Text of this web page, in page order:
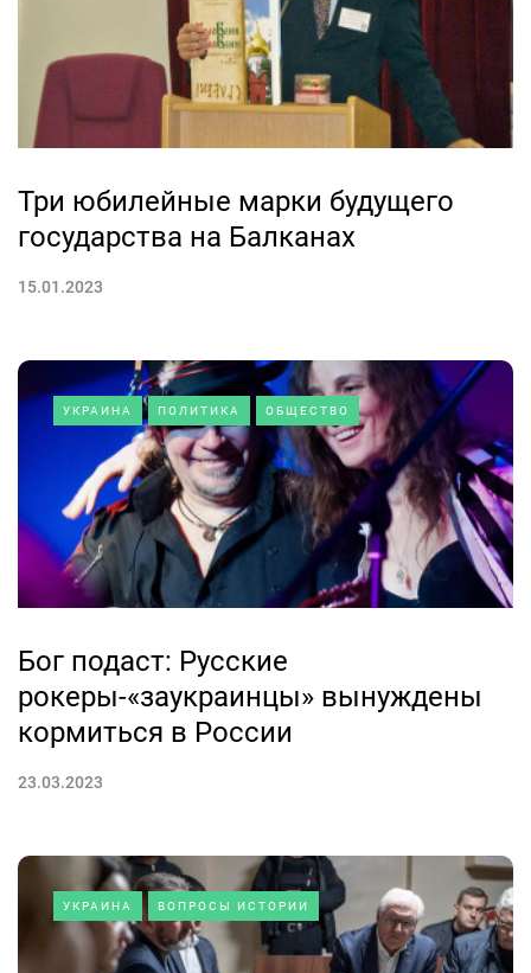
Три юбилейные марки будущего
государства на Балканах
15.01.2023
УКРАИНА ПОЛИТИКА ОБЩЕСТВО
Бог подаст: Русские
рокеры-«заукраинцы» вынуждены
кормиться в России
23.03.2023
УКРАИНА ВОПРОСЫ ИСТОРИИ